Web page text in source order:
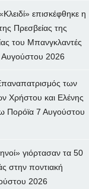
επισκέφθηκε η
Πρεσβείας της
του Μπανγκλαντές
2026
των
Χρήστου και Ελένης
Πορόϊα 7 Αυγούστου
γιόρτασαν τα 50
στην ποντιακή
2026